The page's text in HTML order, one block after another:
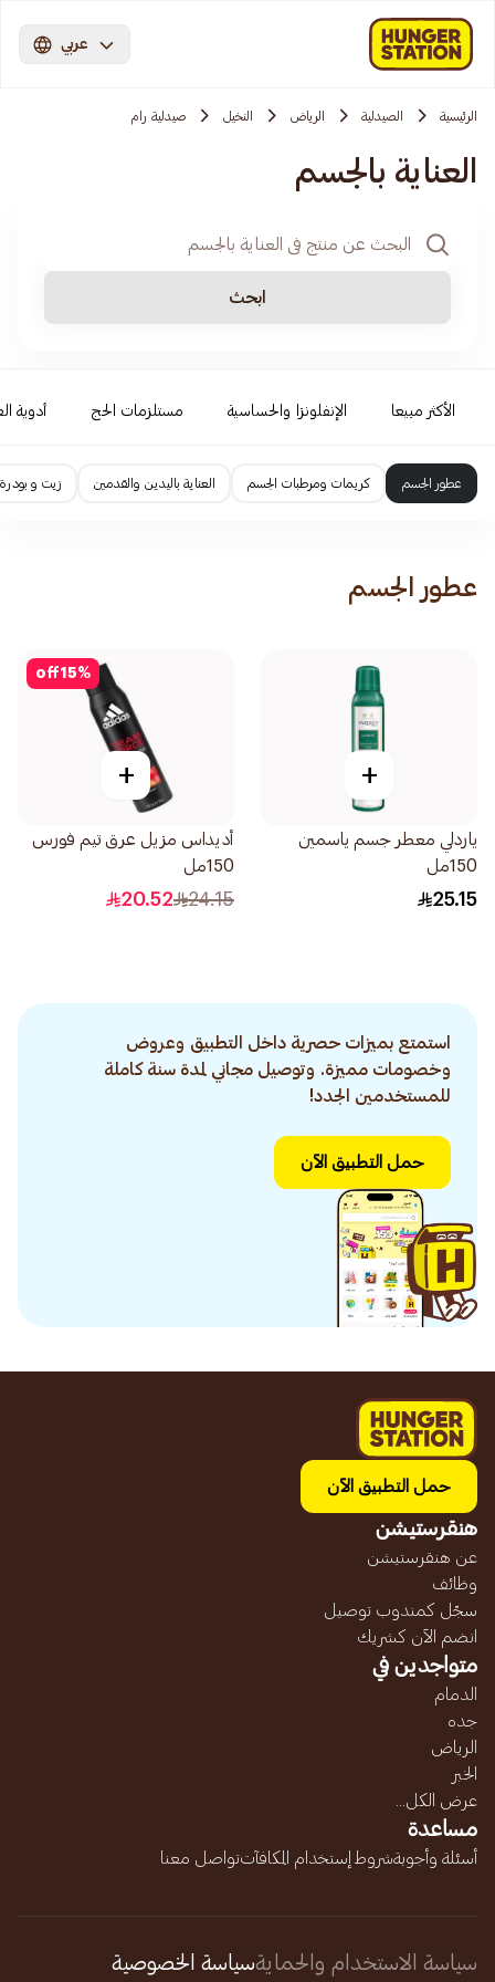
عربي
الرئيسية الصيدلية الرياض النخيل صيدلية رام
العناية بالجسم
ابحث
الأكثر مبيعا الإنفلونزا والحساسية مستلزمات الحج أدوية
عطور الجسم كريمات ومرطبات الجسم العناية باليدين والقدمين زيت و
عطور الجسم
+
ياردلي معطر جسم ياسمين
150مل
25.15
15%
off
+
أديداس مزيل عرق تيم فورس
150مل
24.15
20.52
استمتع بميزات حصرية داخل التطبيق وعروض
وخصومات مميزة. وتوصيل مجاني لمدة سنة كاملة
للمستخدمين الجدد!
حمل التطبيق الآن
حمل التطبيق الآن
هنقرستيشن
عن هنقرستيشن
وظائف
سجّل كمندوب توصيل
انضم الآن كشريك
متواجدين في
الدمام
جده
الرياض
الخبر
عرض الكل...
مساعدة
أسئلة وأجوبةشروط إستخدام المكافآتتواصل معنا
سياسة الاستخدام والحمايةسياسة الخصوصية